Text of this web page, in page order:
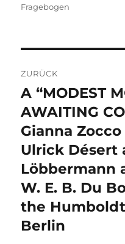
am
Fragebogen
ZURÜCK
Vorheriger
Beitrag:
A “MODEST
AWAITING
Gianna
Ulrick Désert
Löbbermann
W. E. B. Du
the
Berlin